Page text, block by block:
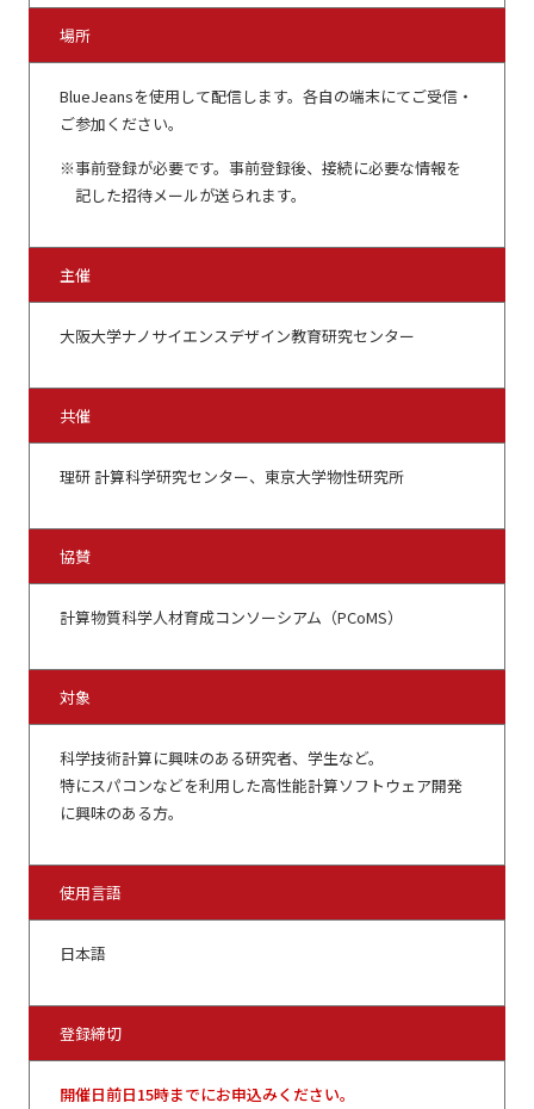
場所
BlueJeansを使用して配信します。各自の端末にてご受信・
ご参加ください。
事前登録が必要です。事前登録後、接続に必要な情報を
記した招待メールが送られます。
主催
大阪大学ナノサイエンスデザイン教育研究センター
共催
理研 計算科学研究センター、東京大学物性研究所
協賛
計算物質科学人材育成コンソーシアム（PCoMS）
対象
科学技術計算に興味のある研究者、学生など。
特にスパコンなどを利用した高性能計算ソフトウェア開発
に興味のある方。
使用言語
日本語
登録締切
開催日前日15時までにお申込みください。